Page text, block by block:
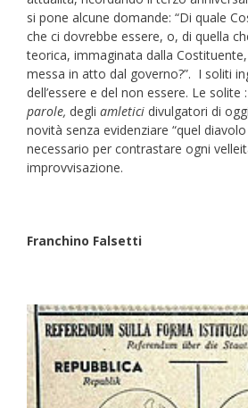
si pone alcune domande: “Di quale
che ci dovrebbe essere, o, di quella
teorica, immaginata dalla
messa in atto dal governo?”. I soliti
dell’essere e del non essere. Le solite :
parole, degli amletici divulgatori di
novità senza evidenziare “quel
necessario per contrastare ogni
improvvisazione.
Franchino Falsetti